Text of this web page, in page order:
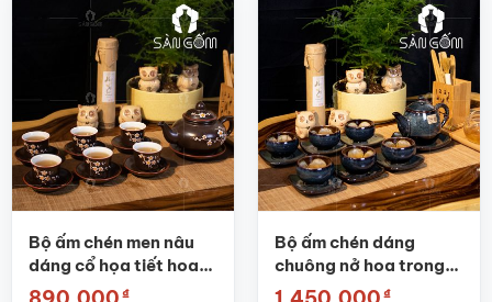
Bộ ấm chén men nâu
dáng cổ họa tiết hoa
đào SG-AC23
₫
Bộ ấm chén dáng
chuông nở hoa trong
lòng chén SG-AC07
₫